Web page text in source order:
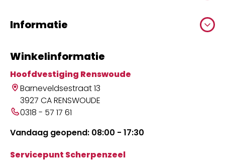
Informatie
Winkelinformatie
Hoofdvestiging Renswoude
Barneveldsestraat 13
3927 CA RENSWOUDE
0318 - 57 17 61
Vandaag geopend: 08:00 - 17:30
Servicepunt Scherpenzeel